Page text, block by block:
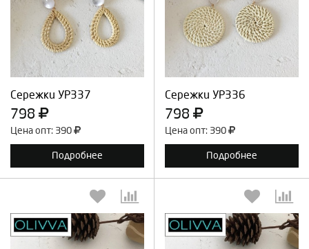
Сережки УР337
798
Цена опт: 390
Подробнее
Выберите количество:
Продолжить Отмена
Сережки УР336
798
Цена опт: 390
Подробнее
Выберите количество:
Продолжить Отмена